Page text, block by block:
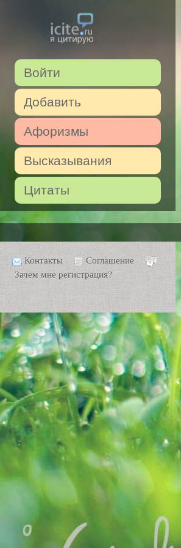
Войти
Добавить
Афоризмы
Высказывания
Цитаты
Контакты
Соглашение
Зачем мне регистрация?